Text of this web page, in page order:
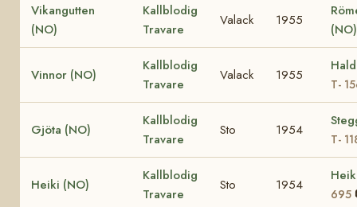
Vikangutten
(NO)
Kallblodig
Travare
Valack 1955
(NO)
Vinnor (NO)
Kallblodig
Travare
Valack 1955
T-
Gjöta (NO)
Kallblodig
Travare
Sto 1954
T-
Heiki (NO)
Kallblodig
Travare
Sto 1954
695